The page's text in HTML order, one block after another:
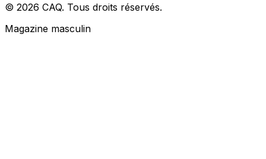
© 2026 CAQ. Tous droits réservés.
Magazine masculin